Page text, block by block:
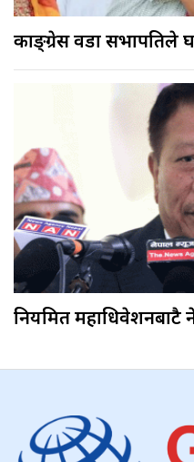
काङ्ग्रेस वडा सभापतिले
नियमित महाधिवेशनबाटै